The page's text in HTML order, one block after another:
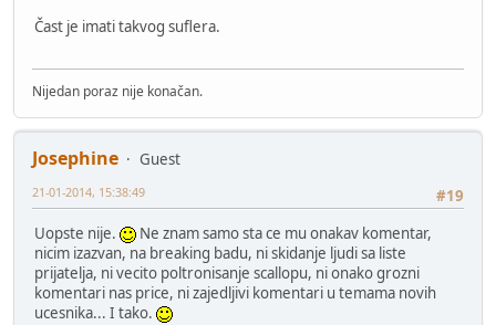
Čast je imati takvog suflera.
Nijedan poraz nije konačan.
Josephine
Guest
#19
21-01-2014, 15:38:49
Uopste nije.
Ne znam samo sta ce mu onakav komentar,
nicim izazvan, na breaking badu, ni skidanje ljudi sa liste
prijatelja, ni vecito poltronisanje scallopu, ni onako grozni
komentari nas price, ni zajedljivi komentari u temama novih
ucesnika... I tako.